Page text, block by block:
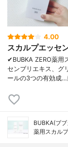
4.00
スカルプエッセ
✔︎BUBKA ZERO薬用
センブリエキス、グ
ールの3つの有効成…
BUBKA(ブブ
薬用スカル